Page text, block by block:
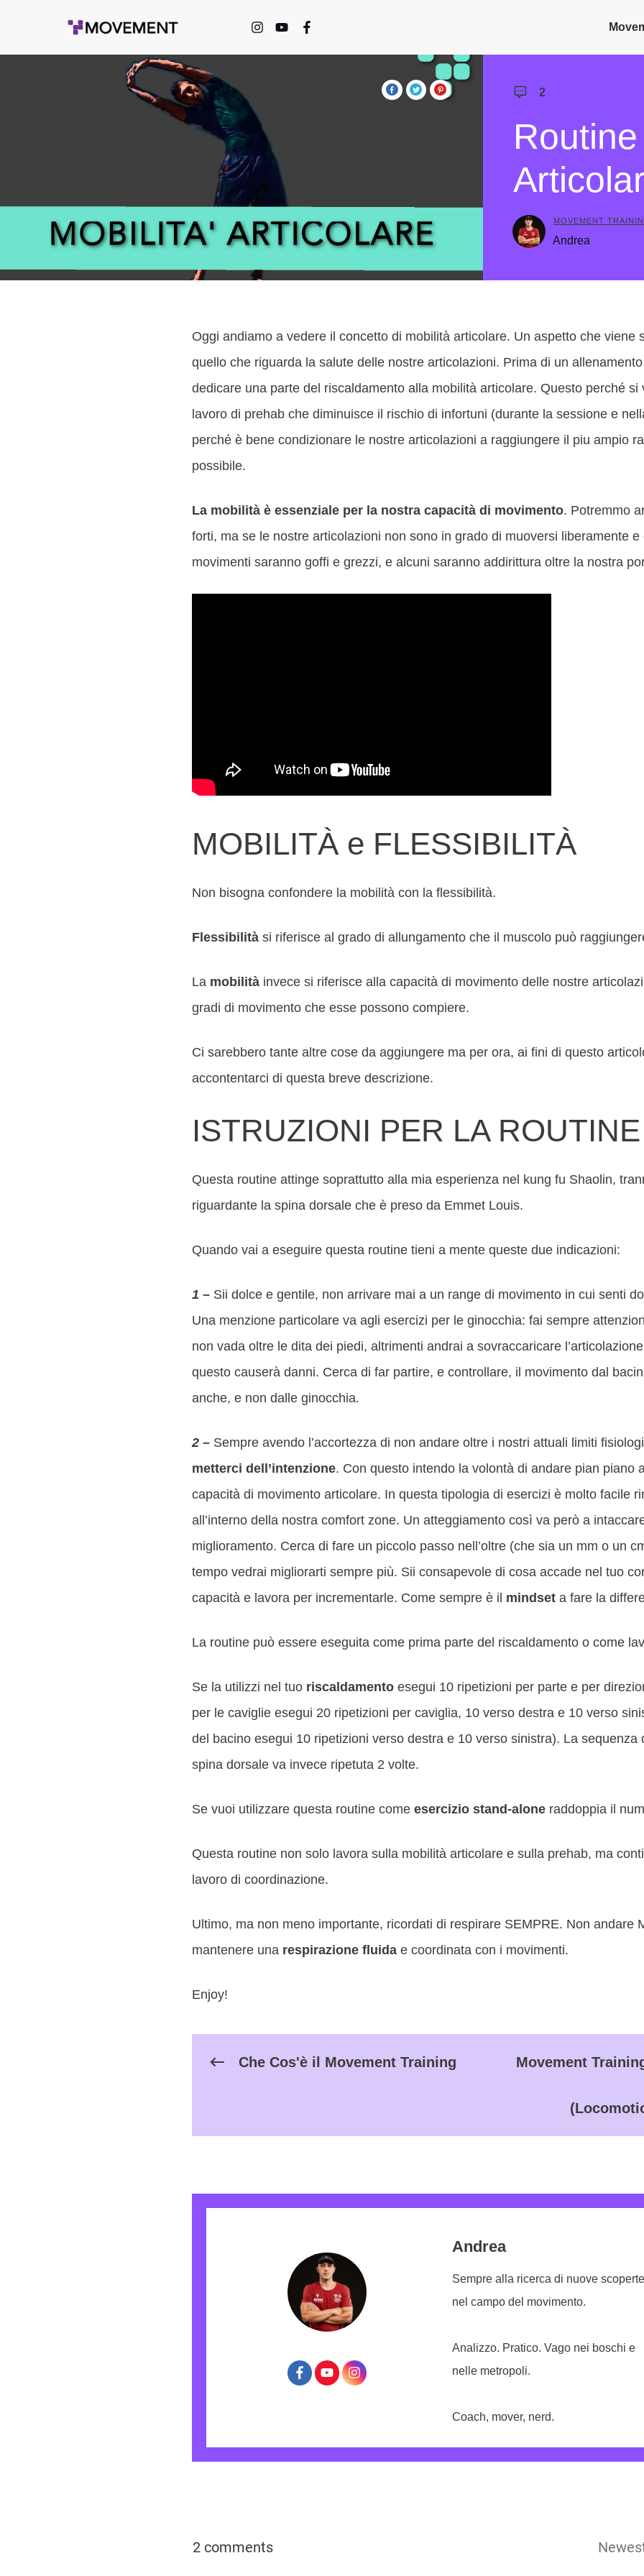
2
MOVEMENT
Andrea
Oggi andiamo a vedere il concetto di mobilità articolare. Un aspetto che viene
quello che riguarda la salute delle nostre articolazioni. Prima di un
dedicare una parte del riscaldamento alla mobilità articolare. Questo perché si
lavoro di prehab che diminuisce il rischio di infortuni (durante la sessione e
perché è bene condizionare le nostre articolazioni a raggiungere il piu ampio
possibile.
La mobilità è essenziale per la nostra capacità di movimento. Potremmo
forti, ma se le nostre articolazioni non sono in grado di muoversi liberamente
movimenti saranno goffi e grezzi, e alcuni saranno addirittura oltre la nostra
MOBILITÀ e FLESSIBILITÀ
Non bisogna confondere la mobilità con la flessibilità.
Flessibilità si riferisce al grado di allungamento che il muscolo può
La mobilità invece si riferisce alla capacità di movimento delle nostre
gradi di movimento che esse possono compiere.
Ci sarebbero tante altre cose da aggiungere ma per ora, ai fini di questo
accontentarci di questa breve descrizione.
ISTRUZIONI PER LA ROUTINE
Questa routine attinge soprattutto alla mia esperienza nel kung fu Shaolin,
riguardante la spina dorsale che è preso da Emmet Louis.
Quando vai a eseguire questa routine tieni a mente queste due indicazioni:
1 – Sii dolce e gentile, non arrivare mai a un range di movimento in cui senti
Una menzione particolare va agli esercizi per le ginocchia: fai sempre
non vada oltre le dita dei piedi, altrimenti andrai a sovraccaricare
questo causerà danni. Cerca di far partire, e controllare, il movimento dal
anche, e non dalle ginocchia.
2 – Sempre avendo l’accortezza di non andare oltre i nostri attuali limiti
metterci dell’intenzione. Con questo intendo la volontà di andare pian piano
capacità di movimento articolare. In questa tipologia di esercizi è molto facile
all’interno della nostra comfort zone. Un atteggiamento così va però a
miglioramento. Cerca di fare un piccolo passo nell’oltre (che sia un mm o un
tempo vedrai migliorarti sempre più. Sii consapevole di cosa accade nel tuo
capacità e lavora per incrementarle. Come sempre è il mindset a fare la
La routine può essere eseguita come prima parte del riscaldamento o come
Se la utilizzi nel tuo riscaldamento esegui 10 ripetizioni per parte e per
per le caviglie esegui 20 ripetizioni per caviglia, 10 verso destra e 10 verso
del bacino esegui 10 ripetizioni verso destra e 10 verso sinistra). La sequenza
spina dorsale va invece ripetuta 2 volte.
Se vuoi utilizzare questa routine come esercizio stand-alone raddoppia il
Questa routine non solo lavora sulla mobilità articolare e sulla prehab, ma
lavoro di coordinazione.
Ultimo, ma non meno importante, ricordati di respirare SEMPRE. Non andare
mantenere una respirazione fluida e coordinata con i movimenti.
Enjoy!
Che Cos'è il Movement Training Movement
Andrea
Sempre alla ricerca di nuove
nel campo del movimento.
Analizzo. Pratico. Vago nei boschi e
nelle metropoli.
Coach, mover, nerd.
2 comments